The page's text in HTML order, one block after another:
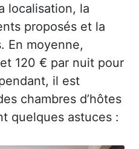
localisation, la
proposés et la
En moyenne,
120 € par nuit pour
il est
chambres d’hôtes
quelques astuces :